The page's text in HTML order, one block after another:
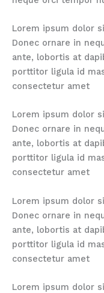
Lorem ipsum dolor
Donec ornare in
ante, lobortis at
porttitor ligula id
consectetur amet
Lorem ipsum dolor
Donec ornare in
ante, lobortis at
porttitor ligula id
consectetur amet
Lorem ipsum dolor
Donec ornare in
ante, lobortis at
porttitor ligula id
consectetur amet
Lorem ipsum dolor